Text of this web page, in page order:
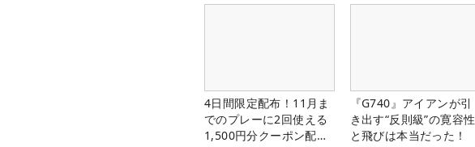
4日間限定配布！11月ま
でのプレーに2回使える
1,500円分クーポン配布
『G740』アイアンが引
き出す“反則級”の寛容性
と飛びは本当だった！